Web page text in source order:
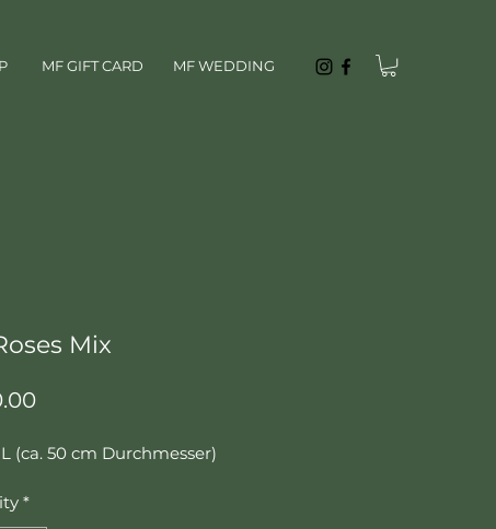
MF WEDDING
MF GIFT CARD
Mix
Price
(ca. 50 cm Durchmesser)
*